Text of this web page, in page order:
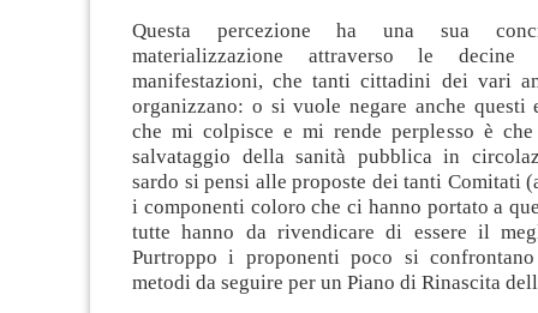
Questa percezione ha una sua
materializzazione attraverso le
manifestazioni, che tanti cittadini dei vari
organizzano: o si vuole negare anche questi
che mi colpisce e mi rende perplesso è
salvataggio della sanità pubblica in
sardo si pensi alle proposte dei tanti Comitati
i componenti coloro che ci hanno portato a
tutte hanno da rivendicare di essere il
Purtroppo i proponenti poco si
metodi da seguire per un Piano di Rinascita